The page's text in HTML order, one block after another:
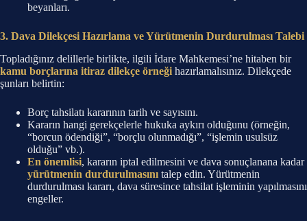
beyanları.
3. Dava Dilekçesi Hazırlama ve Yürütmenin Durdurulması Talebi
Topladığınız delillerle birlikte, ilgili İdare Mahkemesi’ne hitaben bir
kamu borçlarına itiraz dilekçe örneği hazırlamalısınız. Dilekçede
şunları belirtin:
Borç tahsilatı kararının tarih ve sayısını.
Kararın hangi gerekçelerle hukuka aykırı olduğunu (örneğin,
“borcun ödendiği”, “borçlu olunmadığı”, “işlemin usulsüz
olduğu” vb.).
En önemlisi, kararın iptal edilmesini ve dava sonuçlanana kadar
yürütmenin durdurulmasını talep edin. Yürütmenin
durdurulması kararı, dava süresince tahsilat işleminin yapılmasını
engeller.